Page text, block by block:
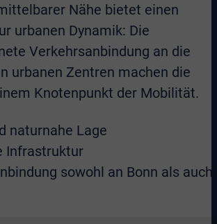
Nähe bietet einen
urbanen Dynamik: Die
Verkehrsanbindung an die
urbanen Zentren machen die
Knotenpunkt der Mobilität.
naturnahe Lage
Infrastruktur
sowohl an Bonn als auch